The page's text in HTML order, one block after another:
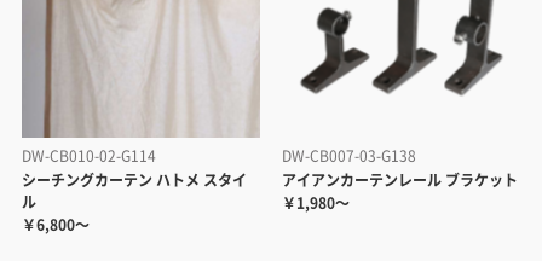
DW-CB010-02-G114
シーチングカーテン ハトメ スタイ
ル
￥6,800～
DW-CB007-03-G138
アイアンカーテンレール ブラケット
￥1,980～